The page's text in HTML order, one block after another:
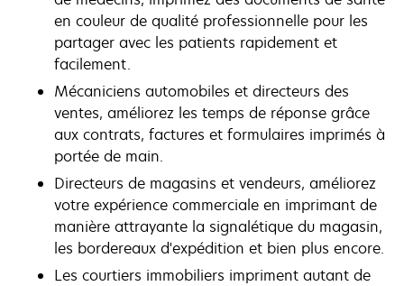
en couleur de qualité professionnelle pour les
partager avec les patients rapidement et
facilement.
Mécaniciens automobiles et directeurs des
ventes, améliorez les temps de réponse grâce
aux contrats, factures et formulaires imprimés à
portée de main.
Directeurs de magasins et vendeurs, améliorez
votre expérience commerciale en imprimant de
manière attrayante la signalétique du magasin,
les bordereaux d'expédition et bien plus encore.
Les courtiers immobiliers impriment autant de